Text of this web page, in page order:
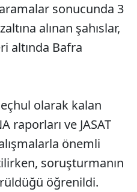
sonucunda 3
alınan şahıslar,
altında Bafra
olarak kalan
raporları ve JASAT
önemli
soruşturmanın
öğrenildi.